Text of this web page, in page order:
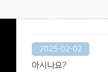
2025-02-02
아시나요?